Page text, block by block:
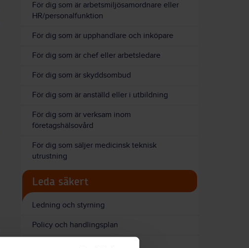
För dig som är arbetsmiljösamordnare eller
HR/personalfunktion
För dig som är upphandlare och inköpare
För dig som är chef eller arbetsledare
För dig som är skyddsombud
För dig som är anställd eller i utbildning
För dig som är verksam inom
företagshälsovård
För dig som säljer medicinsk teknisk
utrustning
Leda säkert
Ledning och styrning
Policy och handlingsplan